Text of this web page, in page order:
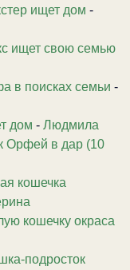
ищет дом -
ищет свою семью
в поисках семьи -
дом - Людмила
Орфей в дар (10
кошечка
кошечку окраса
подросток